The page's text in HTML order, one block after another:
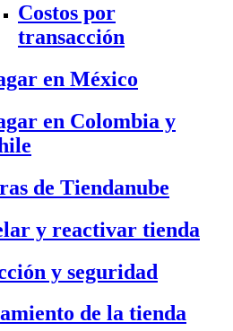
Costos por
transacción
en México
en Colombia y
de Tiendanube
y reactivar tienda
y seguridad
de la tienda